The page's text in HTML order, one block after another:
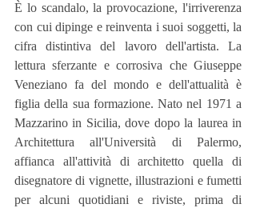
È lo scandalo, la provocazione, l'irriverenza
con cui dipinge e reinventa i suoi soggetti, la
cifra distintiva del lavoro dell'artista. La
lettura sferzante e corrosiva che Giuseppe
Veneziano fa del mondo e dell'attualità è
figlia della sua formazione. Nato nel 1971 a
Mazzarino in Sicilia, dove dopo la laurea in
Architettura all'Università di Palermo,
affianca all'attività di architetto quella di
disegnatore di vignette, illustrazioni e fumetti
per alcuni quotidiani e riviste, prima di